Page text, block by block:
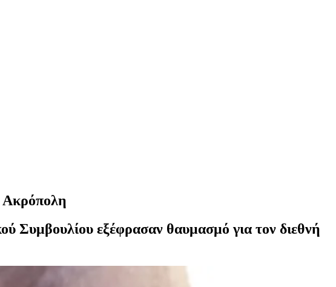
Ακρόπολη
Συμβουλίου εξέφρασαν θαυμασμό για τον διεθνή